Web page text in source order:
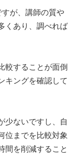
が、講師の質や
くあり、調べれば
較することが面倒
キングを確認して
少ないですし、自
位までを比較対象
間を削減すること